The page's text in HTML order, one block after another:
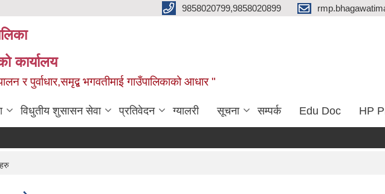
9858020799,9858020899
कार्यालय
र पुर्वाधार,समृद्ब भगवतीमाई गाउँपालिकाको आधार "
विधुतीय शुसासन सेवा प्रतिवेदन ग्यालरी सूचना सम्पर्क Edu Doc HP